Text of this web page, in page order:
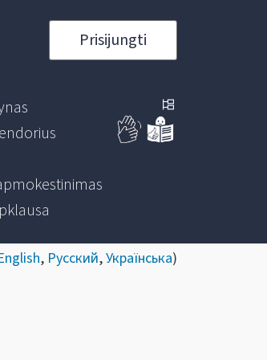
Prisijungti
, Русский,Українська)